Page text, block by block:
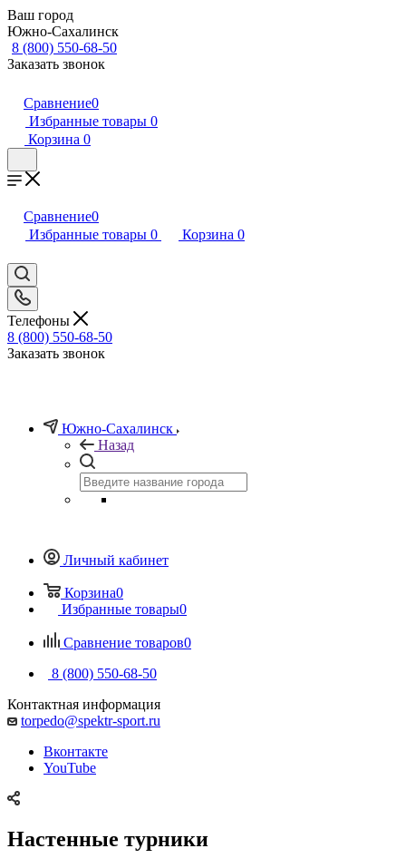
Ваш город
Южно-Сахалинск
8 (800) 550-68-50
Заказать звонок
Сравнение0
Избранные товары 0
Корзина 0
Сравнение0
Избранные товары 0 Корзина 0
Телефоны
8 (800) 550-68-50
Заказать звонок
Южно-Сахалинск
Назад
Личный кабинет
Корзина0
Избранные товары0
Сравнение товаров0
8 (800) 550-68-50
Контактная информация
torpedo@spektr-sport.ru
Вконтакте
YouTube
Настенные турники